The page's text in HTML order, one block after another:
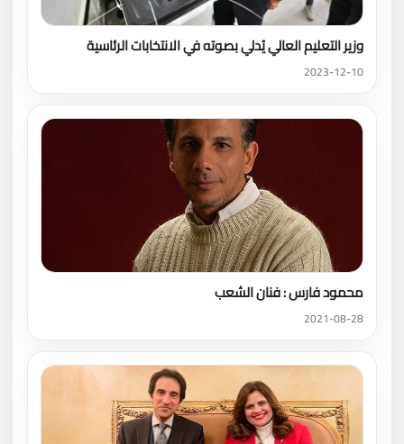
وزير التعليم العالي يُدلي بصوته في الانتخابات الرئاسية
2023-12-10
محمود فارس : فنان الشعب
2021-08-28